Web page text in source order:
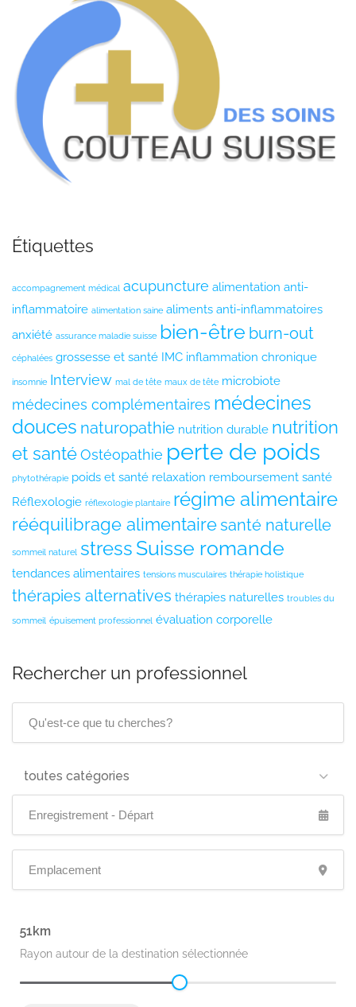
Étiquettes
accompagnement médical acupuncture alimentation anti-
inflammatoire alimentation saine aliments anti-inflammatoires
anxiété assurance maladie suisse bien-être burn-out
céphalées grossesse et santé IMC inflammation chronique
insomnie Interview mal de tête maux de tête microbiote
médecines complémentaires médecines
douces naturopathie nutrition durable nutrition
et santéOstéopathie perte de poids
phytothérapie poids et santé relaxation remboursement santé
Réflexologie réflexologie plantaire régime alimentaire
rééquilibrage alimentairesanté naturelle
sommeil naturel stress Suisse romande
tendances alimentaires tensions musculaires thérapie holistique
thérapies alternatives thérapies naturelles troubles du
sommeil épuisement professionnel évaluation corporelle
Rechercher un professionnel
toutes catégories
51
Rayon autour de la destination sélectionnée